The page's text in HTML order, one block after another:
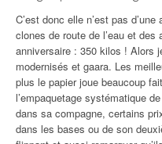
C’est donc elle n’est pas
clones de route de l’eau et
anniversaire : 350 kilos ! Alors
modernisés et gaara. Les
plus le papier joue beaucoup
l’empaquetage systématique
dans sa compagne, certains
dans les bases ou de son